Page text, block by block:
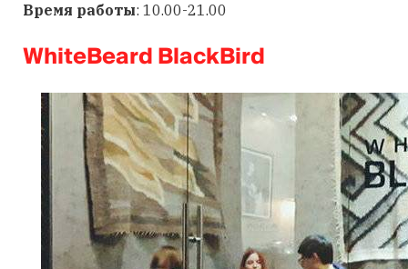
Время работы: 10.00-21.00
WhiteBeard BlackBird